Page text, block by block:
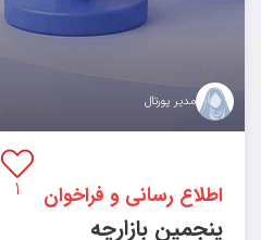
مدیر پورتال
۱ اطلاع رسانی و فراخوان
پنجمین بازارچه